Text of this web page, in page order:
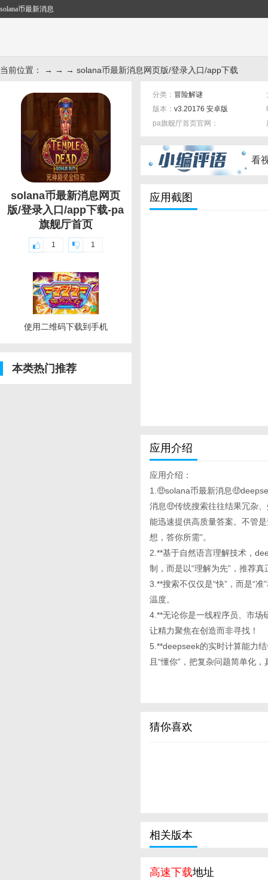
solana币最新消息
当前位置： → → → solana币最新消息网页版/登录入口/app下载
solana币最新消息网页
版/登录入口/app下载-pa
旗舰厅首页
1 1
使用二维码下载到手机
本类热门推荐
分类： 冒险解谜
版本： v3.20176 安卓版
pa旗舰厅首页官网：
看
应用截图
应用介绍
应用介绍：
1.🤑solana币最新消息
消息🤑传统搜索往往结果冗杂
能迅速提供高质量答案。不管
想，答你所需”。
2.**基于自然语言理解技术，
制，而是以“理解为先”，推荐
3.**搜索不仅仅是“快”，而是“
温度。
4.**无论你是一线程序员、市场
让精力聚焦在创造而非寻找！
5.**deepseek的实时计算能力
且“懂你”，把复杂问题简单化
猜你喜欢
相关版本
高速下载地址